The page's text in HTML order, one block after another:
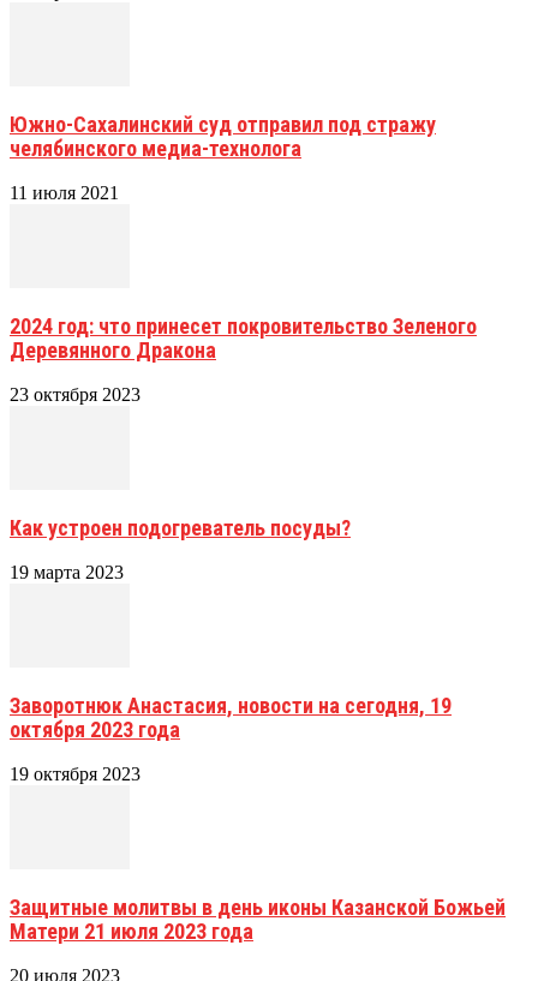
Южно-Сахалинский суд отправил под стражу
челябинского медиа-технолога
11 июля 2021
2024 год: что принесет покровительство Зеленого
Деревянного Дракона
23 октября 2023
Как устроен подогреватель посуды?
19 марта 2023
Заворотнюк Анастасия, новости на сегодня, 19
октября 2023 года
19 октября 2023
Защитные молитвы в день иконы Казанской Божьей
Матери 21 июля 2023 года
20 июля 2023